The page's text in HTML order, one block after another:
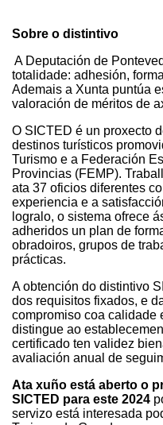
Sobre o distintivo
A Deputación de
totalidade: adhesión,
Ademais a Xunta puntúa
valoración de méritos de
O SICTED é un proxecto
destinos turísticos
Turismo e a Federación
Provincias (FEMP).
ata 37 oficios diferentes
experiencia e a
logralo, o sistema ofrece
adheridos un plan de
obradoiros, grupos de
prácticas.
A obtención do distintivo
dos requisitos fixados, e
compromiso coa calidade
distingue ao
certificado ten validez
avaliación anual de
Ata xuño está aberto o
SICTED para este 2024
servizo está interesada